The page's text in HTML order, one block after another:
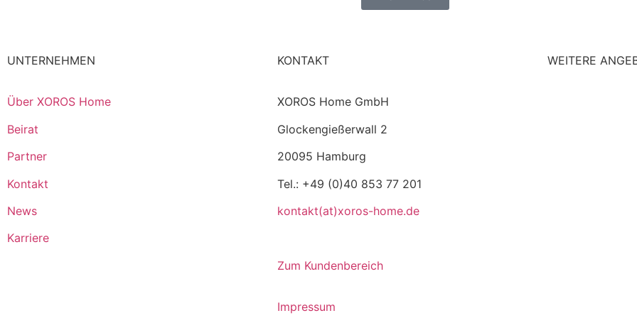
UNTERNEHMEN
Über XOROS Home
Beirat
Partner
Kontakt
News
Karriere
KONTAKT
XOROS Home GmbH
Glockengießerwall 2
20095 Hamburg
Tel.: +49 (0)40 853 77 201
kontakt(at)xoros-home.de
Zum Kundenbereich
Impressum
WEITERE